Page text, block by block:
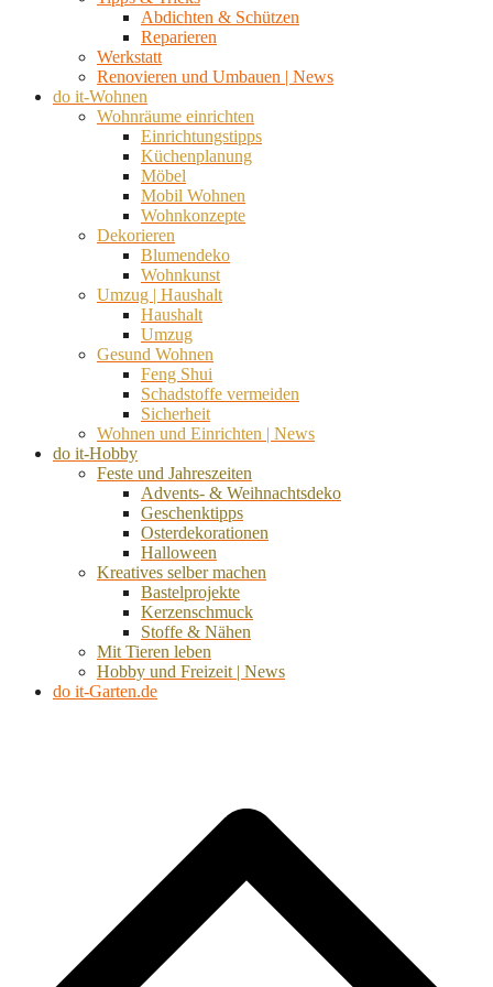
Abdichten & Schützen
Reparieren
Werkstatt
Renovieren und Umbauen | News
do it-Wohnen
Wohnräume einrichten
Einrichtungstipps
Küchenplanung
Möbel
Mobil Wohnen
Wohnkonzepte
Dekorieren
Blumendeko
Wohnkunst
Umzug | Haushalt
Haushalt
Umzug
Gesund Wohnen
Feng Shui
Schadstoffe vermeiden
Sicherheit
Wohnen und Einrichten | News
do it-Hobby
Feste und Jahreszeiten
Advents- & Weihnachtsdeko
Geschenktipps
Osterdekorationen
Halloween
Kreatives selber machen
Bastelprojekte
Kerzenschmuck
Stoffe & Nähen
Mit Tieren leben
Hobby und Freizeit | News
do it-Garten.de